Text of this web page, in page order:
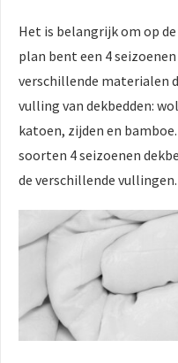
Het is belangrijk om op
plan bent een 4
verschillende materialen
vulling van dekbedden:
katoen, zijden en
soorten 4 seizoenen
de verschillende vullingen.